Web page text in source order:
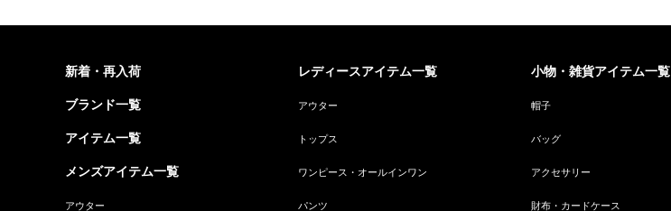
新着・再入荷
ブランド一覧
アイテム一覧
メンズアイテム一覧
アウター
レディースアイテム一覧
アウター
トップス
ワンピース・オールインワン
パンツ
小物・雑貨アイテム一覧
帽子
バッグ
アクセサリー
財布・カードケース